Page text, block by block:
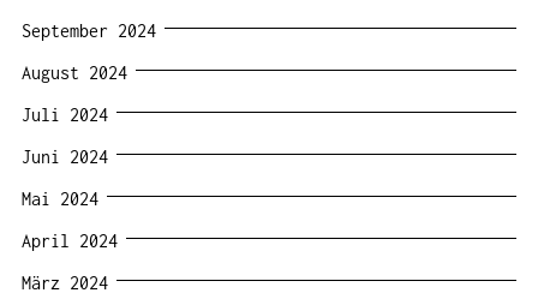
September 2024
August 2024
Juli 2024
Juni 2024
Mai 2024
April 2024
März 2024